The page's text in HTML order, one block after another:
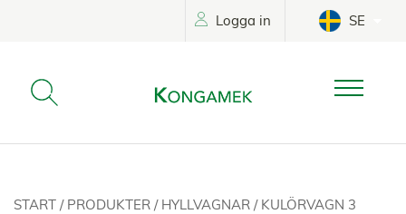
Logga in SE
START / PRODUKTER / HYLLVAGNAR / KULÖRVAGN 3